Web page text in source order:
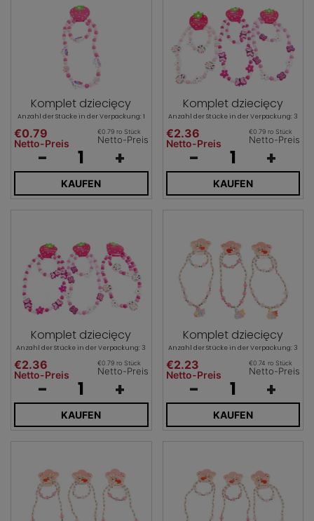
Komplet dziecięcy
Anzahl der Stücke in der Verpackung: 1
€0.79
Netto-Preis
€0.79 ro Stück
Netto-Preis
- +
KAUFEN
Komplet dziecięcy
Anzahl der Stücke in der Verpackung: 3
€2.36
Netto-Preis
€0.79 ro Stück
Netto-Preis
- +
KAUFEN
Komplet dziecięcy
Anzahl der Stücke in der Verpackung: 3
€2.36
Netto-Preis
€0.79 ro Stück
Netto-Preis
- +
KAUFEN
Komplet dziecięcy
Anzahl der Stücke in der Verpackung: 3
€2.23
Netto-Preis
€0.74 ro Stück
Netto-Preis
- +
KAUFEN